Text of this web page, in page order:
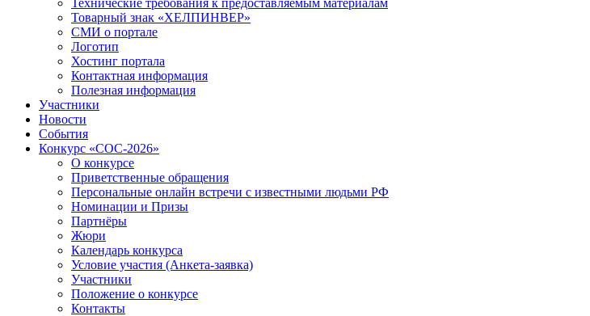
Технические требования к предоставляемым материалам
Товарный знак «ХЕЛПИНВЕР»
СМИ о портале
Логотип
Хостинг портала
Контактная информация
Полезная информация
Участники
Новости
События
Конкурс «СОС-2026»
О конкурсе
Приветственные обращения
Персональные онлайн встречи с известными людьми РФ
Номинации и Призы
Партнёры
Жюри
Календарь конкурса
Условие участия (Анкета-заявка)
Участники
Положение о конкурсе
Контакты